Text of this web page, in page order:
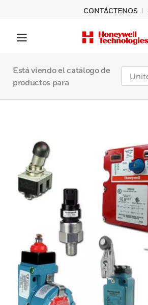
CONTÁCTENOS
Está viendo el catálogo de
productos para